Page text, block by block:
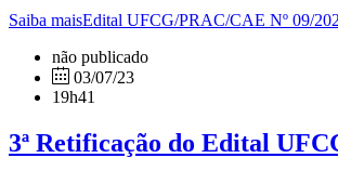
Saiba maisEdital UFCG/PRAC/CAE Nº 09/
não publicado
03/07/23
19h41
3ª Retificação do Edital